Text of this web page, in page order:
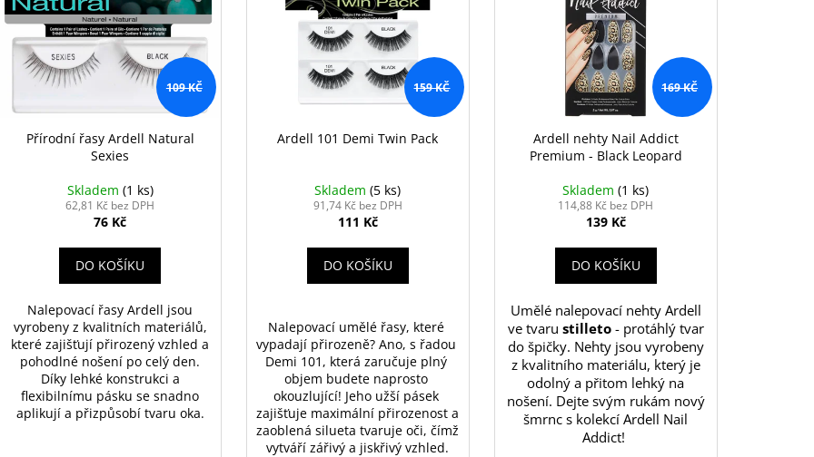
109 KČ
Přírodní řasy Ardell Natural
Sexies
Skladem (1 ks)
62,81 Kč bez DPH
76 Kč
DO KOŠÍKU
Nalepovací řasy Ardell jsou
vyrobeny z kvalitních materiálů,
které zajišťují přirozený vzhled a
pohodlné nošení po celý den.
Díky lehké konstrukci a
flexibilnímu pásku se snadno
aplikují a přizpůsobí tvaru oka.
159 KČ
Ardell 101 Demi Twin Pack
Skladem(5 ks)
91,74 Kč bez DPH
111 Kč
DO KOŠÍKU
Nalepovací umělé řasy, které
vypadají přirozeně? Ano, s řadou
Demi 101, která zaručuje plný
objem budete naprosto
okouzlující! Jeho užší pásek
zajišťuje maximální přirozenost a
zaoblená silueta tvaruje oči, čímž
vytváří zářivý a jiskřivý vzhled.
169 KČ
Ardell nehty Nail Addict
Premium - Black Leopard
Skladem(1 ks)
114,88 Kč bez DPH
139 Kč
DO KOŠÍKU
Umělé nalepovací nehty Ardell
ve tvaru stilleto- protáhlý tvar
do špičky. Nehty jsou vyrobeny
z kvalitního materiálu, který je
odolný a přitom lehký na
nošení. Dejte svým rukám nový
šmrnc s kolekcí Ardell Nail
Addict!
Kč
89 Kč